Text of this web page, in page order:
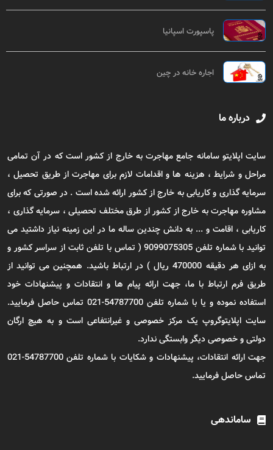
پاسپورت اسپانیا
اجاره خانه در چین
درباره ما
سایت اپلایتو سامانه جامع مهاجرت به خارج از کشور است که در آن تمامی
مراحل و شرایط ، هزینه ها و اقدامات لازم برای مهاجرت از طریق تحصیل ،
سرمایه گذاری و کاریابی به خارج از کشور ارائه شده است . در صورتی که برای
مشاوره مهاجرت به خارج از کشور از طرق مختلف تحصیلی ، سرمایه گذاری ،
کاریابی ، اقامت و ... به دانش چندین ساله ما در این زمینه نیاز داشتید می
توانید با شماره تلفن 9099075305 ( تماس با تلفن ثابت از سراسر کشور و
به ازای هر دقیقه 470000 ریال ) در ارتباط باشید. همچنین می توانید از
طریق فرم ارتباط با ما، جهت ارائه پیام ها و انتقادات و پیشنهادات خود
استفاده نموده و یا با شماره تلفن 54787700-021 تماس حاصل فرمایید.
سایت اپلایتوگروپ یک مرکز خصوصی و غیرانتفاعی است و به هیچ ارگان
دولتی و خصوصی دیگر وابستگی ندارد.
جهت ارائه انتقادات، پیشنهادات و شکایات با شماره تلفن 54787700-021
تماس حاصل فرمایید.
ساماندهی